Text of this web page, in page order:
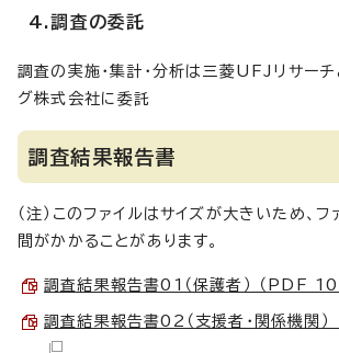
4.調査の委託
調査の実施・集計・分析は三菱UFJリサーチ
グ株式会社に委託
調査結果報告書
（注）このファイルはサイズが大きいため、
間がかかることがあります。
調査結果報告書01（保護者） （PDF
調査結果報告書02（支援者・関係機関